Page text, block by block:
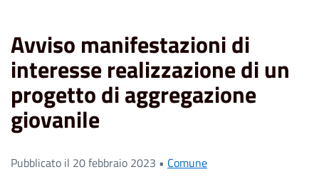
Avviso manifestazioni di
interesse realizzazione di un
progetto di aggregazione
giovanile
Pubblicato il 20 febbraio 2023 • Comune